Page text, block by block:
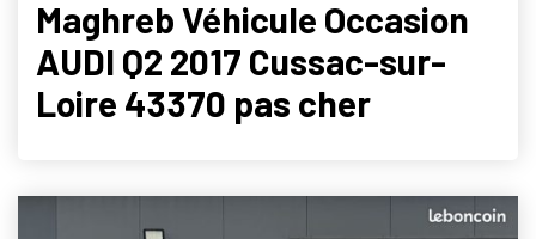
Maghreb Véhicule Occasion
AUDI Q2 2017 Cussac-sur-
Loire 43370 pas cher